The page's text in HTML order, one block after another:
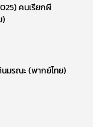
คนเรียกผี
)
นมรณะ (พากย์ไทย)